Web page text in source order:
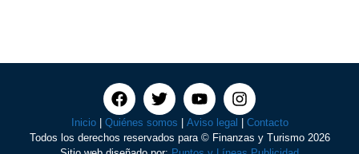
Inicio| Quiénes somos | Aviso legal | Contacto
Todos los derechos reservados para © Finanzas y Turismo 2026